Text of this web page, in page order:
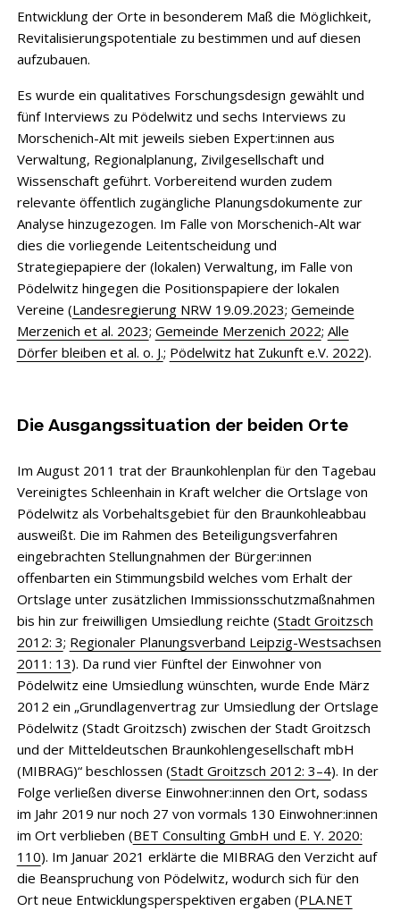
Entwicklung der Orte in besonderem Maß die Möglichkeit,
Revitalisierungspotentiale zu bestimmen und auf diesen
aufzubauen.
Es wurde ein qualitatives Forschungsdesign gewählt und
fünf Interviews zu Pödelwitz und sechs Interviews zu
Morschenich-Alt mit jeweils sieben Expert:innen aus
Verwaltung, Regionalplanung, Zivilgesellschaft und
Wissenschaft geführt. Vorbereitend wurden zudem
relevante öffentlich zugängliche Planungsdokumente zur
Analyse hinzugezogen. Im Falle von Morschenich-Alt war
dies die vorliegende Leitentscheidung und
Strategiepapiere der (lokalen) Verwaltung, im Falle von
Pödelwitz hingegen die Positionspapiere der lokalen
Vereine (Landesregierung NRW 19.09.2023; Gemeinde
Merzenich et al. 2023; Gemeinde Merzenich 2022; Alle
Dörfer bleiben et al. o. J.; Pödelwitz hat Zukunft e.V. 2022).
Die Ausgangssituation der beiden Orte
Im August 2011 trat der Braunkohlenplan für den Tagebau
Vereinigtes Schleenhain in Kraft welcher die Ortslage von
Pödelwitz als Vorbehaltsgebiet für den Braunkohleabbau
ausweißt. Die im Rahmen des Beteiligungsverfahren
eingebrachten Stellungnahmen der Bürger:innen
offenbarten ein Stimmungsbild welches vom Erhalt der
Ortslage unter zusätzlichen Immissionsschutzmaßnahmen
bis hin zur freiwilligen Umsiedlung reichte (Stadt Groitzsch
2012: 3; Regionaler Planungsverband Leipzig-Westsachsen
2011: 13). Da rund vier Fünftel der Einwohner von
Pödelwitz eine Umsiedlung wünschten, wurde Ende März
2012 ein „Grundlagenvertrag zur Umsiedlung der Ortslage
Pödelwitz (Stadt Groitzsch) zwischen der Stadt Groitzsch
und der Mitteldeutschen Braunkohlengesellschaft mbH
(MIBRAG)“ beschlossen (Stadt Groitzsch 2012: 3–4). In der
Folge verließen diverse Einwohner:innen den Ort, sodass
im Jahr 2019 nur noch 27 von vormals 130 Einwohner:innen
im Ort verblieben (BET Consulting GmbH und E. Y. 2020:
110). Im Januar 2021 erklärte die MIBRAG den Verzicht auf
die Beanspruchung von Pödelwitz, wodurch sich für den
Ort neue Entwicklungsperspektiven ergaben (PLA.NET